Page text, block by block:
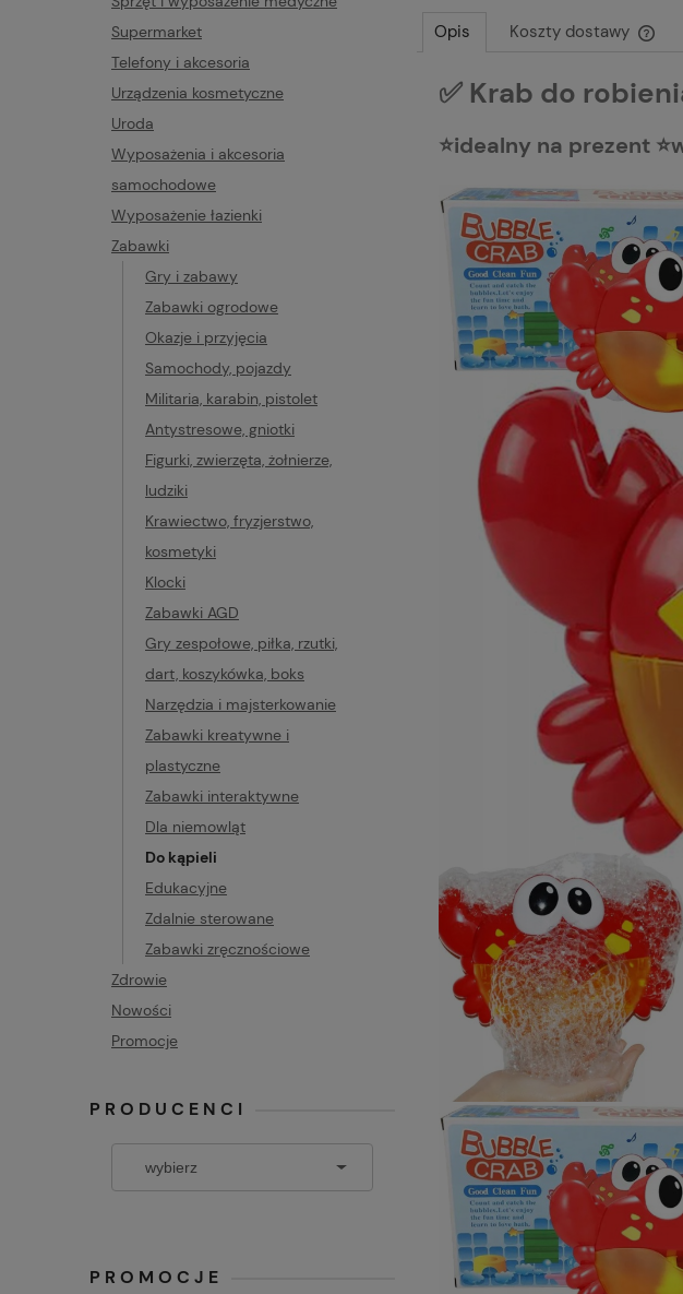
Supermarket
Telefony i akcesoria
Urządzenia kosmetyczne
Uroda
Wyposażenia i akcesoria
samochodowe
Wyposażenie łazienki
Zabawki
Gry i zabawy
Zabawki ogrodowe
Okazje i przyjęcia
Samochody, pojazdy
Militaria, karabin, pistolet
Antystresowe, gniotki
Figurki, zwierzęta, żołnierze,
ludziki
Krawiectwo, fryzjerstwo,
kosmetyki
Klocki
Zabawki AGD
Gry zespołowe, piłka, rzutki,
dart, koszykówka, boks
Narzędzia i majsterkowanie
Zabawki kreatywne i
plastyczne
Zabawki interaktywne
Dla niemowląt
Do kąpieli
Edukacyjne
Zdalnie sterowane
Zabawki zręcznościowe
Zdrowie
Nowości
Promocje
PRODUCENCI
PROMOCJE
Opis Koszty dostawy
✅ Krab do
⭐idealny na prezent